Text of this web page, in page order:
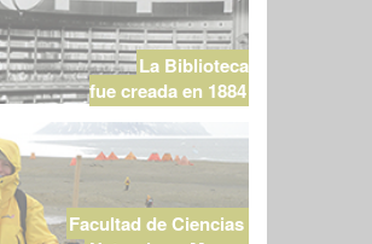
La Biblioteca
fue creada en 1884
Facultad de Ciencias